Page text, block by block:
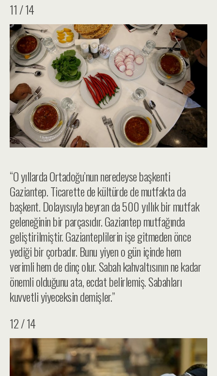
11 / 14
“O yıllarda Ortadoğu’nun neredeyse başkenti
Gaziantep. Ticarette de kültürde de mutfakta da
başkent. Dolayısıyla beyran da 500 yıllık bir mutfak
geleneğinin bir parçasıdır. Gaziantep mutfağında
geliştirilmiştir. Gazianteplilerin işe gitmeden önce
yediği bir çorbadır. Bunu yiyen o gün içinde hem
verimli hem de dinç olur. Sabah kahvaltısının ne kadar
önemli olduğunu ata, ecdat belirlemiş. Sabahları
kuvvetli yiyeceksin demişler.”
12 / 14